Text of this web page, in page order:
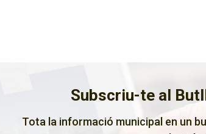
Subscriu-te al
Tota la informació municipal en un